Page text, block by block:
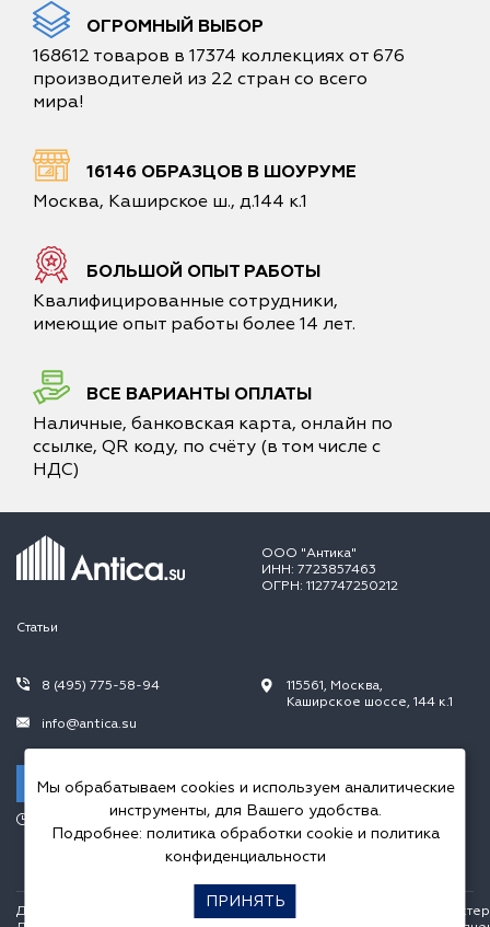
ОГРОМНЫЙ ВЫБОР
168612 товаров в 17374 коллекциях от 676
производителей из 22 стран со всего
мира!
16146 ОБРАЗЦОВ В ШОУРУМЕ
Москва, Каширское ш., д.144 к.1
БОЛЬШОЙ ОПЫТ РАБОТЫ
Квалифицированные сотрудники,
имеющие опыт работы более 14 лет.
ВСЕ ВАРИАНТЫ ОПЛАТЫ
Наличные, банковская карта, онлайн по
ссылке, QR коду, по счёту (в том числе с
НДС)
ООО "Антика"
ИНН: 7723857463
ОГРН: 1127747250212
Статьи
8 (495) 775-58-94
info@antica.su
Заказать звонок
115561, Москва,
Каширское шоссе, 144 к.1
Пн.-Пт. 10.00-20.00,
Сб.-Вс. 10.00-18.00
Данный интернет сайт носит исключительно информационный
Мы обрабатываем cookies и используем аналитические
инструменты, для Вашего удобства.
Подробнее: политика обработки cookieи политика
конфиденциальности
ПРИНЯТЬ